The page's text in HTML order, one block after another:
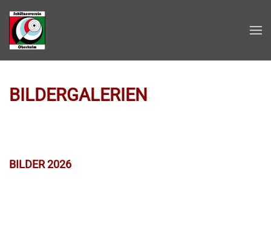
Zum Hauptinhalt springen
BILDERGALERIEN
BILDER 2026